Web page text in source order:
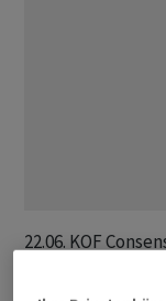
22.06. KOF